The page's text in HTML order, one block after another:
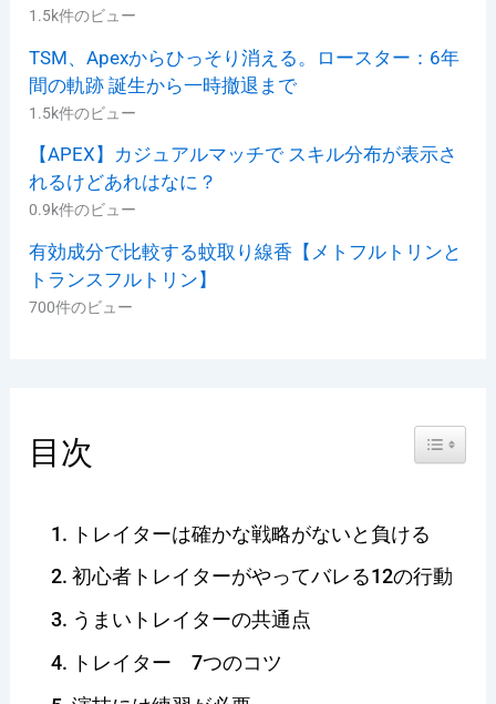
1.5k件のビュー
TSM、Apexからひっそり消える。ロースター：6年
間の軌跡 誕生から一時撤退まで
1.5k件のビュー
【APEX】カジュアルマッチで スキル分布が表示さ
れるけどあれはなに？
0.9k件のビュー
有効成分で比較する蚊取り線香【メトフルトリンと
トランスフルトリン】
700件のビュー
目次 Toggle
トレイターは確かな戦略がないと負ける
初心者トレイターがやってバレる12の行動
うまいトレイターの共通点
トレイター 7つのコツ